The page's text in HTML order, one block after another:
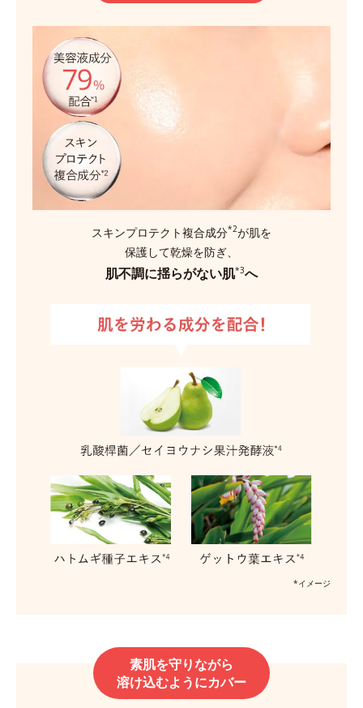
スキンプロテクト複合成分*2が肌を
保護して乾燥を防ぎ、
肌不調に揺らがない肌*3へ
*イメージ
素肌を守りながら
溶け込むようにカバー